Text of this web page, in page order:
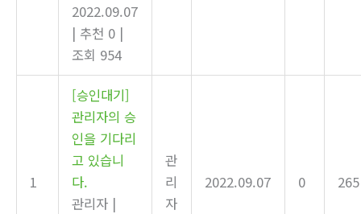
2022.09.07
| 추천 0 |
조회 954
1
[승인대기]
관리자의 승
인을 기다리
고 있습니
다.
관리자 |
관
리
자
2022.09.07 0 265